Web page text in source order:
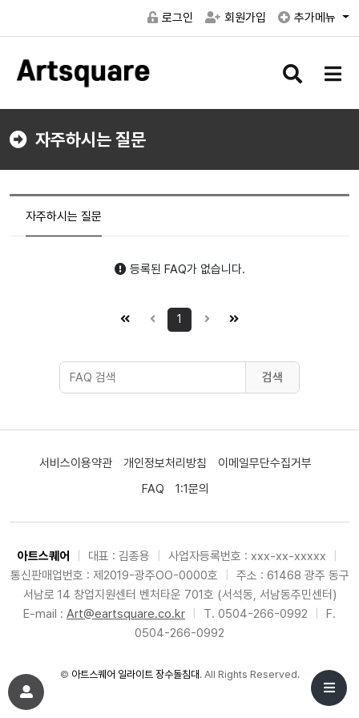
로그인 회원가입 추가메뉴
검
버
메
버
자주하시는 질문
자주하시는 질문
등록된 FAQ가 없습니다.
1
검색
서비스이용약관 개인정보처리방침
이메일무단수집거부
FAQ
1:1문의
아트스퀘어 대표 : 김종용 사업자등록번호 : xxx-xx-xxxxx
통신판매업번호 : 제2019-광주OO-0000호
주소 : 61468 광주 동구
서남로 14 창업지원센터 벤처타운 701호 (서석동, 서남동주민센터)
E-mail : Art@eartsquare.co.kr T. 0504-266-0992
F.
0504-266-0992
© 아트스퀘어 일라이트 장수돌침대 . All Rights Reserved.